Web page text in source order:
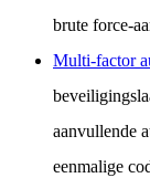
brute force-
Multi-factor
aanvullende
eenmalige